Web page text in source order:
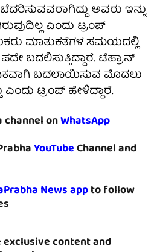
ಅವರು ಇನ್ನು
ಎಂದು ಟ್ರಂಪ್
ಮಾತುಕತೆಗಳ ಸಮಯದಲ್ಲಿ
ಬದಲಿಸುತ್ತಿದ್ದಾರೆ. ಟೆಹ್ರಾನ್
ಬದಲಾಯಿಸುವ ಮೊದಲು
ಎಂದು ಟ್ರಂಪ್ ಹೇಳಿದ್ದಾರೆ.
channel onWhatsApp
YouTubeChannel and
News appto follow
exclusive content and